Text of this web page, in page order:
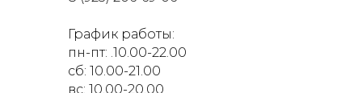
График работы:
пн-пт: .10.00-22.00
сб: 10.00-21.00
вс: 10.00-20.00